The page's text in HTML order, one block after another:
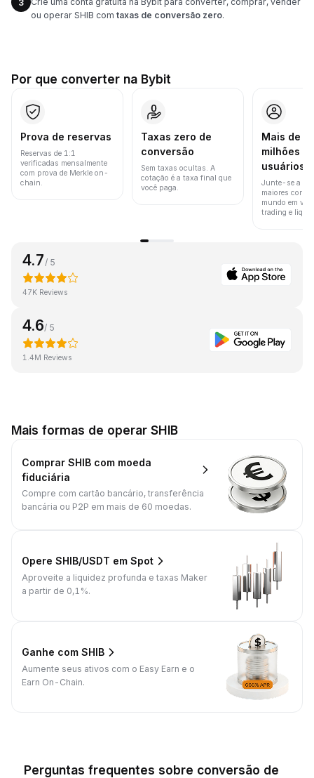
3
ou operar SHIB com taxas de conversão zero.
Por que converter na Bybit
Prova de reservas
Reservas de 1:1
verificadas mensalmente
com prova de Merkle on-
chain.
Taxas zero de
conversão
Sem taxas ocultas. A
cotação é a taxa final que
você paga.
Mais de
milhões
usuários
Junte-se a
maiores
mundo em
trading e
4.7 / 5
47K Reviews
4.6/ 5
1.4M Reviews
Mais formas de operar SHIB
Comprar SHIB com moeda
fiduciária
Compre com cartão bancário, transferência
bancária ou P2P em mais de 60 moedas.
Opere SHIB/USDT em Spot
Aproveite a liquidez profunda e taxas Maker
a partir de 0,1%.
Ganhe com SHIB
Aumente seus ativos com o Easy Earn e o
Earn On-Chain.
Perguntas frequentes sobre conversão de